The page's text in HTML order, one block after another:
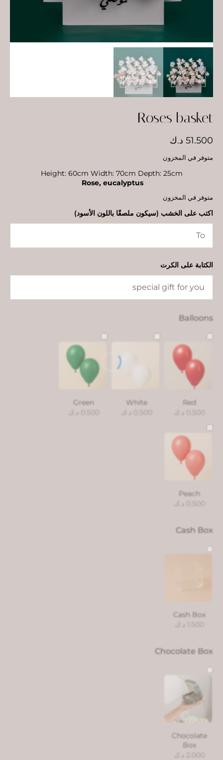
Roses basket
51.500 د.ك
متوفر في المخزون
Height: 60cm Width: 70cm Depth: 25cm
Rose, eucalyptus
متوفر في المخزون
اكتب على الخشب (سيكون ملصقًا باللون الأسود)
الكتابة على الكرت
Balloons
Red
0.500
د.ك
White
0.500
د.ك
Green
0.500
د.ك
Peach
0.500
د.ك
Cash Box
Cash Box
1.500
د.ك
Chocolate Box
Chocolate
Box
2.000 د.ك